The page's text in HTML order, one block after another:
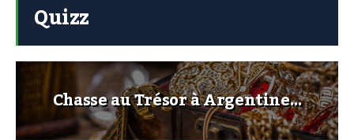
Quizz
Chasse au Trésor à Argentine…